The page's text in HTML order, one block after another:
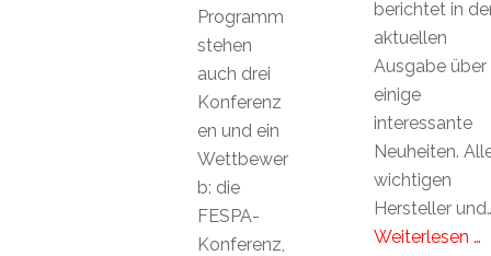
berichtet in
aktuellen
Ausgabe über
einige
interessante
Neuheiten.
wichtigen
Hersteller
Weiterlesen …
Programm
stehen
auch drei
Konferenz
en und ein
Wettbewer
b: die
FESPA-
Konferenz,